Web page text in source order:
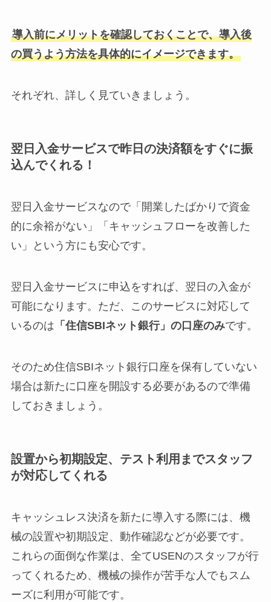
導入前にメリットを確認しておくことで、導入後
の買うよう方法を具体的にイメージできます。
それぞれ、詳しく見ていきましょう。
翌日入金サービスで昨日の決済額をすぐに振
込んでくれる！
翌日入金サービスなので「開業したばかりで資金
的に余裕がない」「キャッシュフローを改善した
い」という方にも安心です。
翌日入金サービスに申込をすれば、翌日の入金が
可能になります。ただ、このサービスに対応して
いるのは 「住信SBIネット銀行」の口座のみです。
そのため住信SBIネット銀行口座を保有していない
場合は新たに口座を開設する必要があるので準備
しておきましょう。
設置から初期設定、テスト利用までスタッフ
が対応してくれる
キャッシュレス決済を新たに導入する際には、機
械の設置や初期設定、動作確認などが必要です。
これらの面倒な作業は、全てUSENのスタッフが行
ってくれるため、機械の操作が苦手な人でもスム
ーズに利用が可能です。